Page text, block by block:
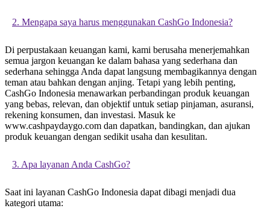
2. Mengapa saya harus menggunakan CashGo Indonesia?
Di perpustakaan keuangan kami, kami berusaha menerjemahkan
semua jargon keuangan ke dalam bahasa yang sederhana dan
sederhana sehingga Anda dapat langsung membagikannya dengan
teman atau bahkan dengan anjing. Tetapi yang lebih penting,
CashGo Indonesia menawarkan perbandingan produk keuangan
yang bebas, relevan, dan objektif untuk setiap pinjaman, asuransi,
rekening konsumen, dan investasi. Masuk ke
www.cashpaydaygo.com dan dapatkan, bandingkan, dan ajukan
produk keuangan dengan sedikit usaha dan kesulitan.
3. Apa layanan Anda CashGo?
Saat ini layanan CashGo Indonesia dapat dibagi menjadi dua
kategori utama: